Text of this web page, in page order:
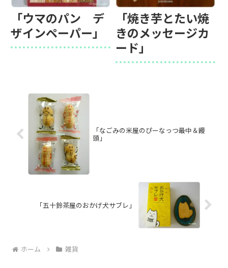
「ウマのパン デ
ザインペーパー」
「焼き芋とたい焼
きのメッセージカ
ード」
「なごみの米屋のぴーなっつ最中＆饅
頭」
「五十鈴茶屋のおかげ犬サブレ」
ホーム 雑貨